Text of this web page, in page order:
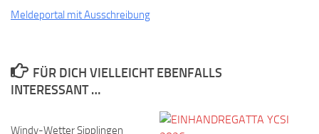
Meldeportal mit Ausschreibung
FÜR DICH VIELLEICHT EBENFALLS
INTERESSANT …
Windy-Wetter Sipplingen